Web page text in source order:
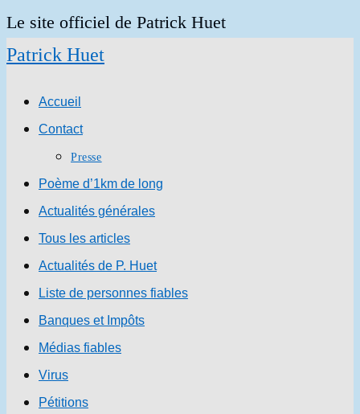
Skip
to
Le site officiel de Patrick Huet
Patrick Huet
Accueil
Contact
Presse
Poème d’1km de long
Actualités générales
Tous les articles
Actualités de P. Huet
Liste de personnes fiables
Banques et Impôts
Médias fiables
Virus
Pétitions